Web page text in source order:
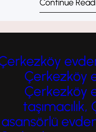
Türkiye’nin
geçen gün
büyümesi,
genişletme
Continue
Çerkezköy
Çerkezköy
asansörlü